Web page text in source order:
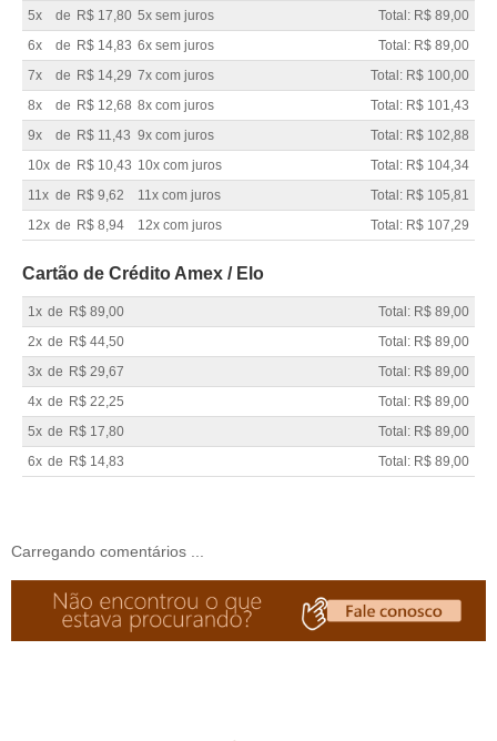
5x
de R$ 17,80 5x sem juros
Total: R$ 89,00
6x
de R$ 14,83 6x sem juros
Total: R$ 89,00
7x
de R$ 14,29 7x com juros
Total: R$ 100,00
8x
de R$ 12,68 8x com juros
Total: R$ 101,43
9x
de R$ 11,43 9x com juros
Total: R$ 102,88
10x de R$ 10,43 10x com juros
Total: R$ 104,34
11x de R$ 9,62 11x com juros
Total: R$ 105,81
12x de R$ 8,94 12x com juros Total: R$ 107,29
Cartão de Crédito Amex / Elo
1x de R$ 89,00
Total: R$ 89,00
2x de R$ 44,50
Total: R$ 89,00
3x de R$ 29,67
Total: R$ 89,00
4x de R$ 22,25
Total: R$ 89,00
5x de R$ 17,80
Total: R$ 89,00
6x de R$ 14,83 Total: R$ 89,00
Carregando comentários ...